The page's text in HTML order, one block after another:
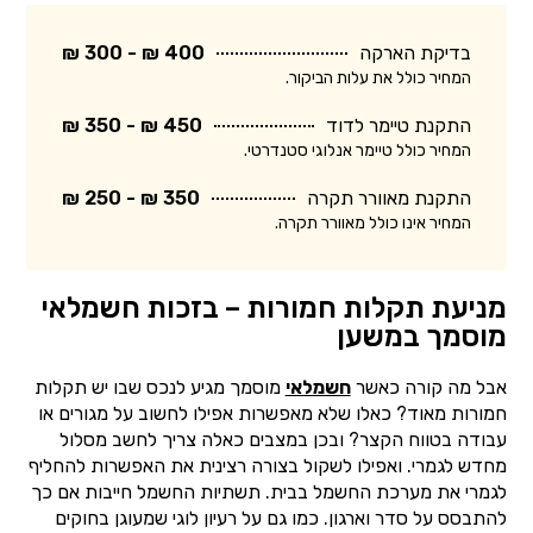
בדיקת הארקה 400 ₪ - 300 ₪
המחיר כולל את עלות הביקור.
התקנת טיימר לדוד 450 ₪ - 350 ₪
המחיר כולל טיימר אנלוגי סטנדרטי.
התקנת מאוורר תקרה 350 ₪ - 250 ₪
המחיר אינו כולל מאוורר תקרה.
מניעת תקלות חמורות – בזכות חשמלאי
מוסמך במשען
אבל מה קורה כאשרחשמלאי מוסמך מגיע לנכס שבו יש תקלות
חמורות מאוד? כאלו שלא מאפשרות אפילו לחשוב על מגורים או
עבודה בטווח הקצר? ובכן במצבים כאלה צריך לחשב מסלול
מחדש לגמרי. ואפילו לשקול בצורה רצינית את האפשרות להחליף
לגמרי את מערכת החשמל בבית. תשתיות החשמל חייבות אם כך
להתבסס על סדר וארגון. כמו גם על רעיון לוגי שמעוגן בחוקים